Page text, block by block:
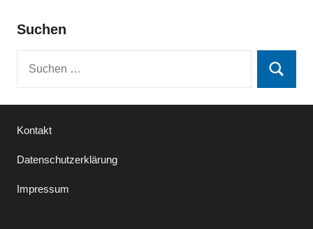
Suchen
Suchen
Kontakt
Datenschutzerklärung
Impressum